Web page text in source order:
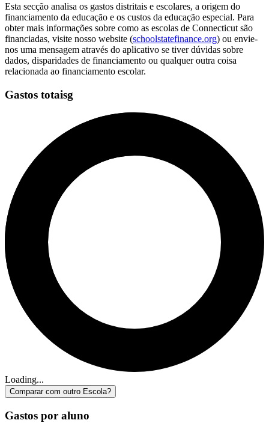
Esta secção analisa os gastos distritais e escolares, a origem do
financiamento da educação e os custos da educação especial. Para
obter mais informações sobre como as escolas de Connecticut são
financiadas, visite nosso website (schoolstatefinance.org) ou envie-
nos uma mensagem através do aplicativo se tiver dúvidas sobre
dados, disparidades de financiamento ou qualquer outra coisa
relacionada ao financiamento escolar.
Gastos totaisg
Loading...
Comparar com outro Escola?
Gastos por aluno